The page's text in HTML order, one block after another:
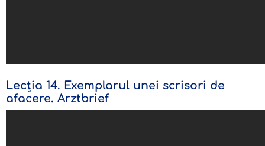
Lecția 14. Exemplarul unei scrisori de
afacere. Arztbrief